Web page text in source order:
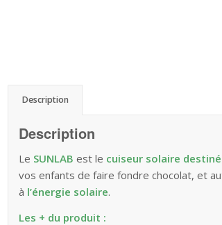
Description
Description
Le SUNLAB est le cuiseur solaire
vos enfants de faire fondre chocolat, et
à l’énergie solaire.
Les + du produit :